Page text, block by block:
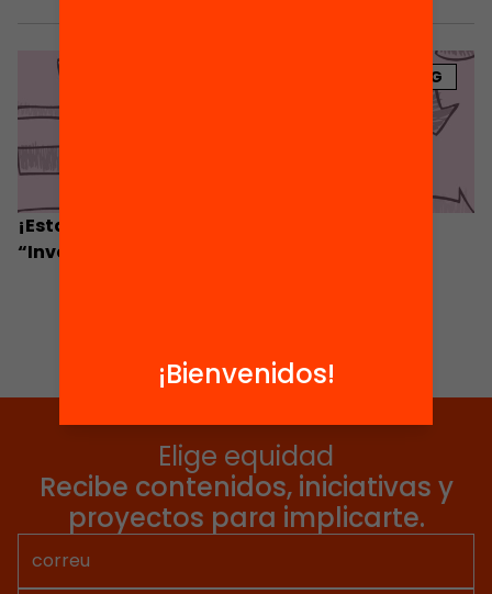
BLOG
¡Estamos de estreno! Te presentamos
“Investigación y ¡acción!”
Elige equidad
Recibe contenidos, iniciativas y
proyectos para implicarte.
¡Bienvenidos!